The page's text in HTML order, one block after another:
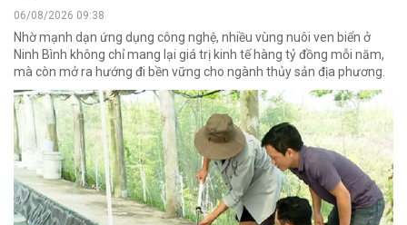
06/08/2026 09:38
Nhờ mạnh dạn ứng dụng công nghệ, nhiều vùng nuôi ven biển ở
Ninh Bình không chỉ mang lại giá trị kinh tế hàng tỷ đồng mỗi năm,
mà còn mở ra hướng đi bền vững cho ngành thủy sản địa phương.